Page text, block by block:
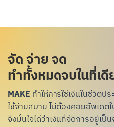
จัด จ่าย จด
ทำทั้งหมดจบในที่เดี
MAKE ทำให้การใช้เงินในชีวิตป
ใช้จ่ายสบาย ไม่ต้องคอยอัพเดตใ
จึงมั่นใจได้ว่าเงินที่จัดการอยู่เป็